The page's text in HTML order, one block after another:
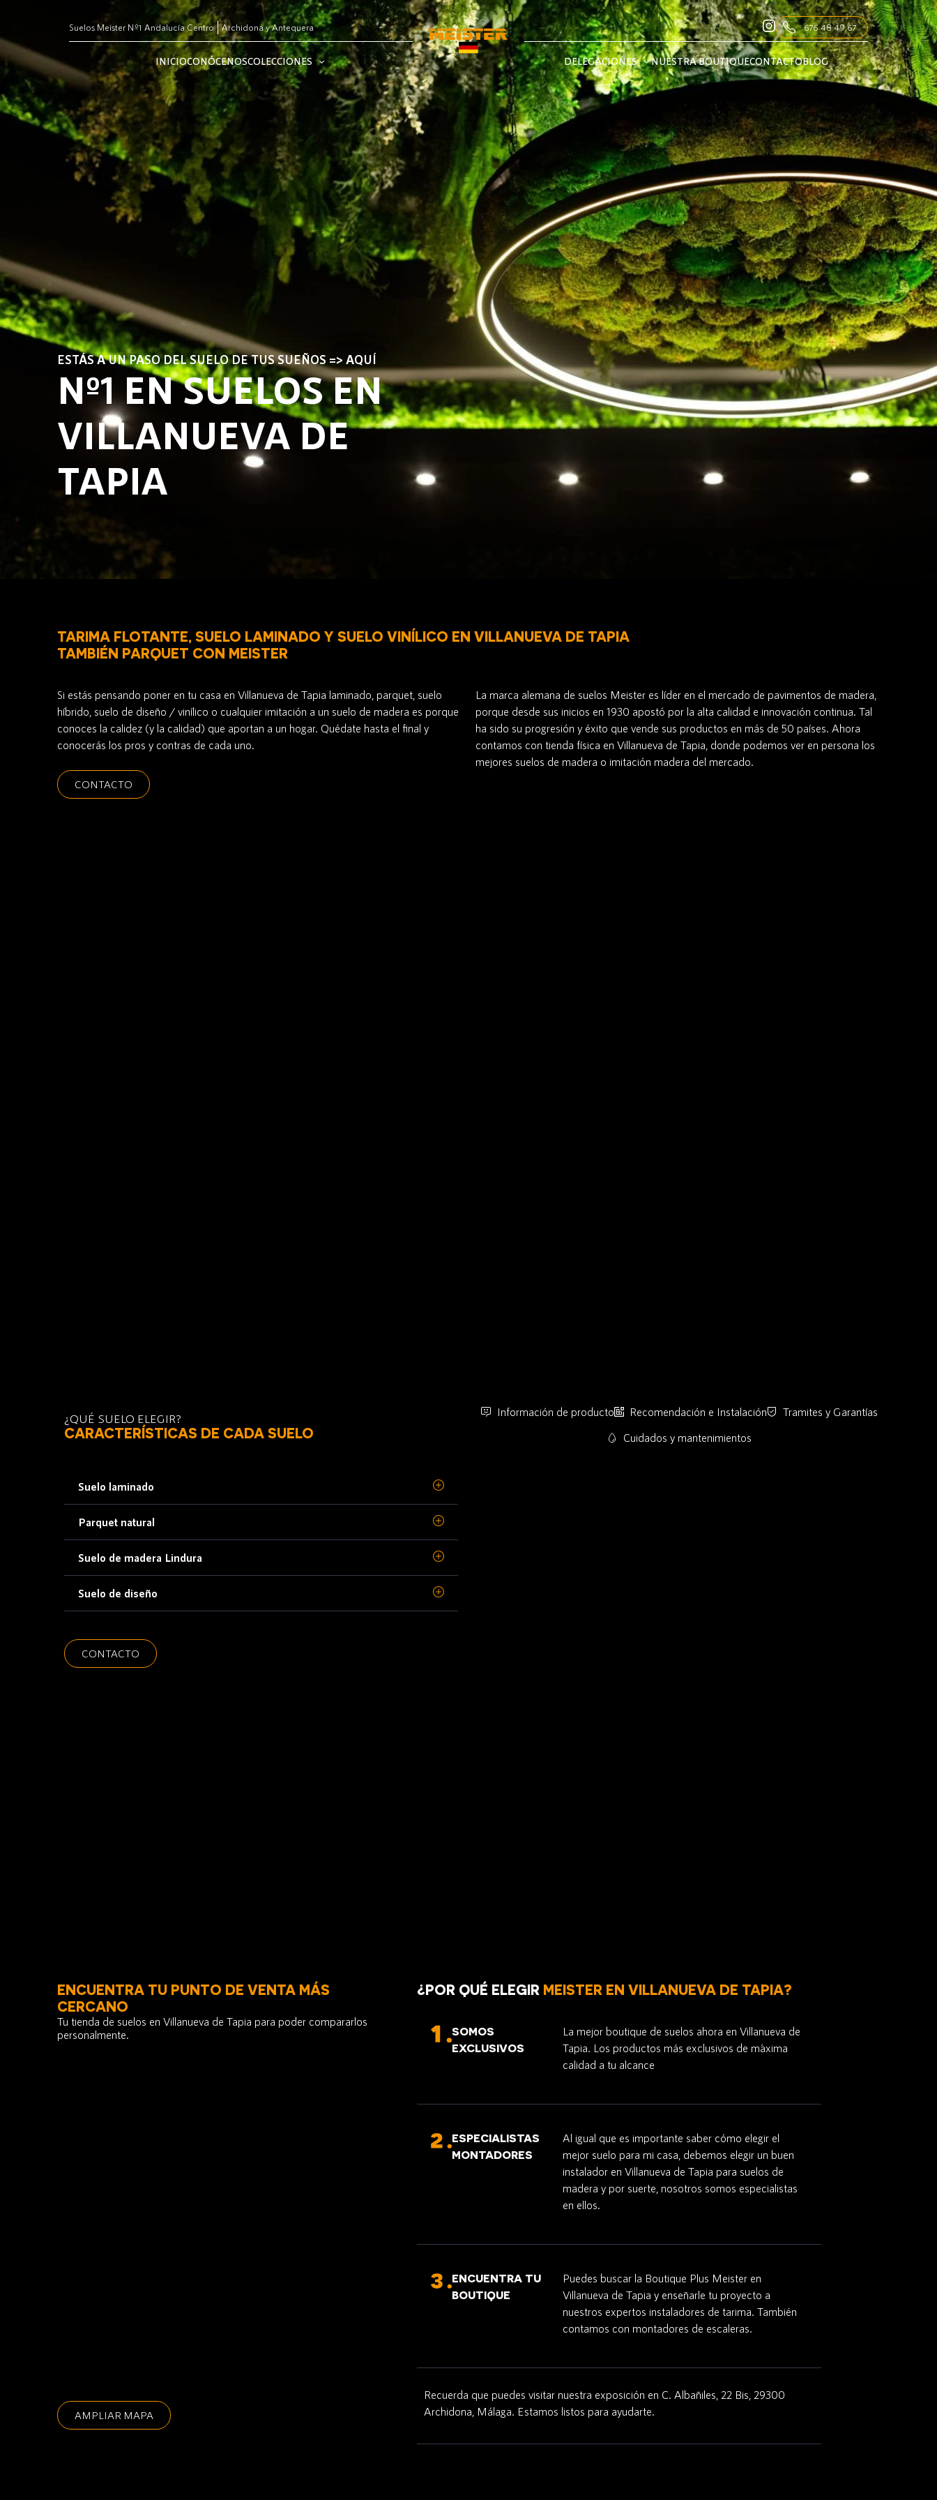
Suelos Meister Nº1 Andalucía Centro Archidona y Antequera
INICIOCONÓCENOSCOLECCIONES
676 48 49 67
DELEGACIONES NUESTRA BOUTIQUECONTACTOBLOG
ESTÁS A UN PASO DEL SUELO DE TUS SUEÑOS => AQUÍ
Nº1 EN SUELOS EN
VILLANUEVA DE
TAPIA
TARIMA FLOTANTE, SUELO LAMINADO Y SUELO VINÍLICO EN VILLANUEVA DE TAPIA
TAMBIÉN PARQUET CON MEISTER
Si estás pensando poner en tu casa en Villanueva de Tapia laminado, parquet, suelo
híbrido, suelo de diseño / vinílico o cualquier imitación a un suelo de madera es porque
conoces la calidez (y la calidad) que aportan a un hogar. Quédate hasta el final y
conocerás los pros y contras de cada uno.
CONTACTO
La marca alemana de suelos Meister es líder en el mercado de pavimentos de madera,
porque desde sus inicios en 1930 apostó por la alta calidad e innovación continua. Tal
ha sido su progresión y éxito que vende sus productos en más de 50 países. Ahora
contamos con tienda física en Villanueva de Tapia, donde podemos ver en persona los
mejores suelos de madera o imitación madera del mercado.
¿QUÉ SUELO ELEGIR?
CARACTERÍSTICAS DE CADA SUELO
Suelo laminado
Parquet natural
Suelo de madera Lindura
Suelo de diseño
CONTACTO
Información de producto Recomendación e Instalación
Tramites y Garantías
Cuidados y mantenimientos
ENCUENTRA TU PUNTO DE VENTA MÁS
CERCANO
Tu tienda de suelos en Villanueva de Tapia para poder compararlos
personalmente.
AMPLIAR MAPA
¿POR QUÉ ELEGIR MEISTER EN VILLANUEVA DE TAPIA?
SOMOS
EXCLUSIVOS
La mejor boutique de suelos ahora en Villanueva de
Tapia. Los productos más exclusivos de m´axima
calidad a tu alcance
ESPECIALISTAS
MONTADORES
Al igual que es importante saber cómo elegir el
mejor suelo para mi casa, debemos elegir un buen
instalador en Villanueva de Tapia para suelos de
madera y por suerte, nosotros somos especialistas
en ellos.
ENCUENTRA TU
BOUTIQUE
Puedes buscar la Boutique Plus Meister en
Villanueva de Tapia y enseñarle tu proyecto a
nuestros expertos instaladores de tarima. También
contamos con montadores de escaleras.
Recuerda que puedes visitar nuestra exposición en C. Albañiles, 22 Bis, 29300
Archidona, Málaga. Estamos listos para ayudarte.